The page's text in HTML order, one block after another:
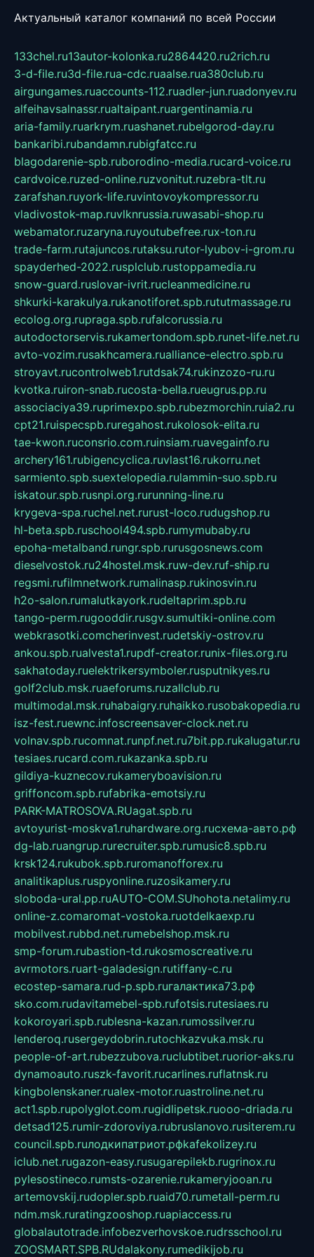
Актуальный каталог компаний по всей России
133chel.ru13autor-kolonka.ru2864420.ru2rich.ru
3-d-file.ru3d-file.rua-cdc.ruaalse.rua380club.ru
airgungames.ruaccounts-112.ruadler-jun.ruadonyev.ru
alfeihavsalnassr.rualtaipant.ruargentinamia.ru
aria-family.ruarkrym.ruashanet.rubelgorod-day.ru
bankaribi.rubandamn.rubigfatcc.ru
blagodarenie-spb.ruborodino-media.rucard-voice.ru
cardvoice.ruzed-online.ruzvonitut.ruzebra-tlt.ru
zarafshan.ruyork-life.ruvintovoykompressor.ru
vladivostok-map.ruvlknrussia.ruwasabi-shop.ru
webamator.ruzaryna.ruyoutubefree.rux-ton.ru
trade-farm.rutajuncos.rutaksu.rutor-lyubov-i-grom.ru
spayderhed-2022.rusplclub.rustoppamedia.ru
snow-guard.ruslovar-ivrit.rucleanmedicine.ru
shkurki-karakulya.rukanotiforet.spb.rututmassage.ru
ecolog.org.rupraga.spb.rufalcorussia.ru
autodoctorservis.rukamertondom.spb.runet-life.net.ru
avto-vozim.rusakhcamera.rualliance-electro.spb.ru
stroyavt.rucontrolweb1.rutdsak74.rukinzozo-ru.ru
kvotka.ruiron-snab.rucosta-bella.rueugrus.pp.ru
associaciya39.ruprimexpo.spb.rubezmorchin.ruia2.ru
cpt21.ruispecspb.ruregahost.rukolosok-elita.ru
tae-kwon.ruconsrio.com.ruinsiam.ruavegainfo.ru
archery161.rubigencyclica.ruvlast16.rukorru.net
sarmiento.spb.suextelopedia.rulammin-suo.spb.ru
iskatour.spb.rusnpi.org.rurunning-line.ru
krygeva-spa.ruchel.net.rurust-loco.rudugshop.ru
hl-beta.spb.ruschool494.spb.rumymubaby.ru
epoha-metalband.rungr.spb.rurusgosnews.com
dieselvostok.ru24hostel.msk.ruw-dev.ruf-ship.ru
regsmi.rufilmnetwork.rumalinasp.rukinosvin.ru
h2o-salon.rumalutkayork.rudeltaprim.spb.ru
tango-perm.rugooddir.rusgv.sumultiki-online.com
webkrasotki.comcherinvest.rudetskiy-ostrov.ru
ankou.spb.rualvesta1.rupdf-creator.runix-files.org.ru
sakhatoday.ruelektrikersymboler.rusputnikyes.ru
golf2club.msk.ruaeforums.ruzallclub.ru
multimodal.msk.ruhabaigry.ruhaikko.rusobakopedia.ru
isz-fest.ruewnc.infoscreensaver-clock.net.ru
volnav.spb.rucomnat.runpf.net.ru7bit.pp.rukalugatur.ru
tesiaes.rucard.com.rukazanka.spb.ru
gildiya-kuznecov.rukameryboavision.ru
griffoncom.spb.rufabrika-emotsiy.ru
PARK-MATROSOVA.RUagat.spb.ru
avtoyurist-moskva1.ruhardware.org.ruсхема-авто.рф
dg-lab.ruangrup.rurecruiter.spb.rumusic8.spb.ru
krsk124.rukubok.spb.ruromanofforex.ru
analitikaplus.ruspyonline.ruzosikamery.ru
sloboda-ural.pp.ruAUTO-COM.SUhohota.netalimy.ru
online-z.comaromat-vostoka.ruotdelkaexp.ru
mobilvest.rubbd.net.rumebelshop.msk.ru
smp-forum.rubastion-td.rukosmoscreative.ru
avrmotors.ruart-galadesign.rutiffany-c.ru
ecostep-samara.rud-p.spb.ruгалактика73.рф
sko.com.rudavitamebel-spb.rufotsis.rutesiaes.ru
kokoroyari.spb.rublesna-kazan.rumossilver.ru
lenderoq.rusergeydobrin.rutochkazvuka.msk.ru
people-of-art.rubezzubova.ruclubtibet.ruorior-aks.ru
dynamoauto.ruszk-favorit.rucarlines.ruflatnsk.ru
kingbolenskaner.rualex-motor.ruastroline.net.ru
act1.spb.rupolyglot.com.rugidlipetsk.ruooo-driada.ru
detsad125.rumir-zdoroviya.rubruslanovo.rusiterem.ru
council.spb.ruлодкипатриот.рфkafekolizey.ru
iclub.net.rugazon-easy.rusugarepilekb.rugrinox.ru
pylesostineco.rumsts-ozarenie.rukameryjooan.ru
artemovskij.rudopler.spb.ruaid70.rumetall-perm.ru
ndm.msk.ruratingzooshop.ruapiaccess.ru
globalautotrade.infobezverhovskoe.rudrsschool.ru
ZOOSMART.SPB.RUdalakony.rumedikijob.ru